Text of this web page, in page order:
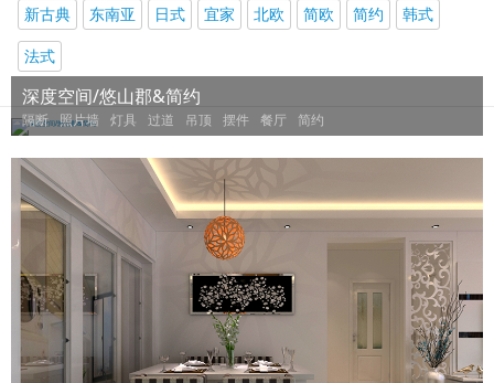
新古典
东南亚 日式 宜家 北欧 简欧 简约
韩式
法式
深度空间/悠山郡&简约
隔断 照片墙 灯具 过道 吊顶 摆件 餐厅 简约